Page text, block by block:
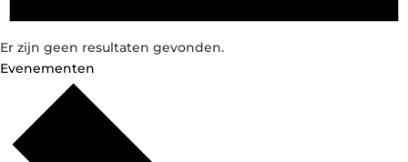
Er zijn geen resultaten gevonden.
Evenementen